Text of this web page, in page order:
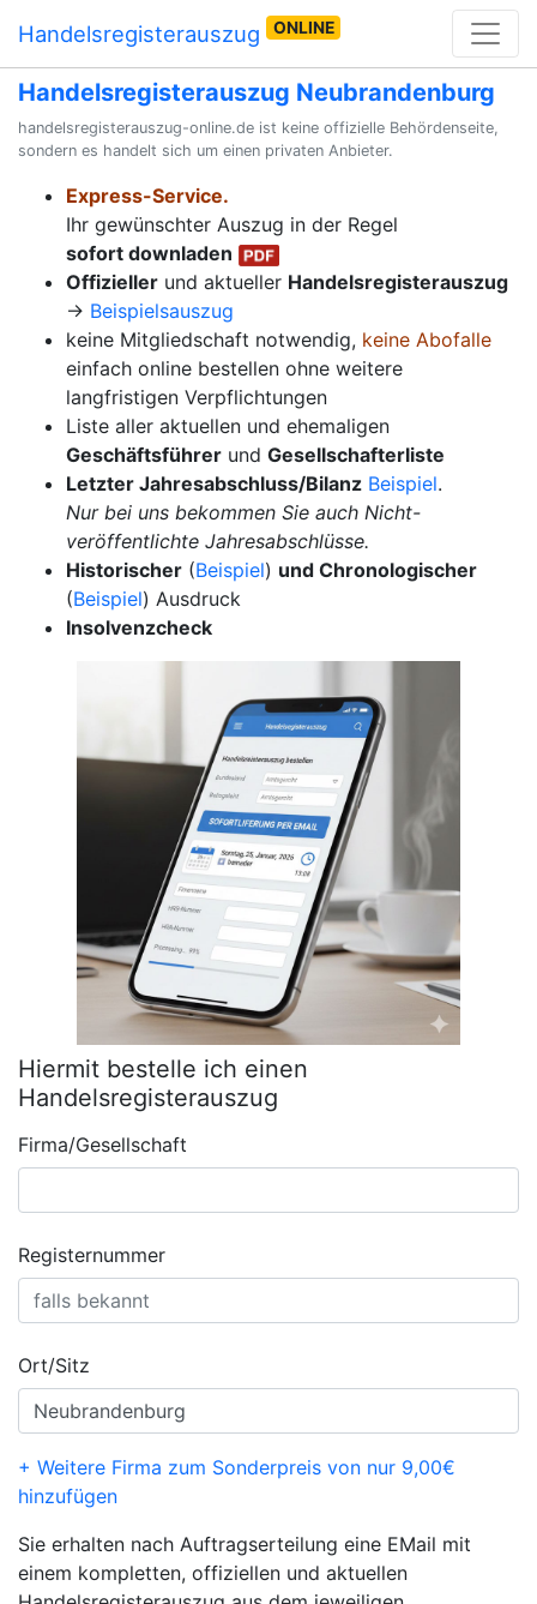
Handelsregisterauszug ONLINE
Handelsregisterauszug Neubrandenburg
handelsregisterauszug-online.de ist keine offizielle Behördenseite,
sondern es handelt sich um einen privaten Anbieter.
Express-Service.
Ihr gewünschter Auszug in der Regel
sofort downladen
Offizieller und aktueller Handelsregisterauszug
→ Beispielsauszug
keine Mitgliedschaft notwendig, keine Abofalle
einfach online bestellen ohne weitere
langfristigen Verpflichtungen
Liste aller aktuellen und ehemaligen
Geschäftsführer und Gesellschafterliste
Letzter Jahresabschluss/Bilanz Beispiel.
Nur bei uns bekommen Sie auch Nicht-
veröffentlichte Jahresabschlüsse.
Historischer (Beispiel) und Chronologischer
(Beispiel) Ausdruck
Insolvenzcheck
Hiermit bestelle ich einen
Handelsregisterauszug
Firma/Gesellschaft
Registernummer
Ort/Sitz
+ Weitere Firma zum Sonderpreis von nur 9,00€
hinzufügen
Sie erhalten nach Auftragserteilung eine EMail mit
einem kompletten, offiziellen und aktuellen